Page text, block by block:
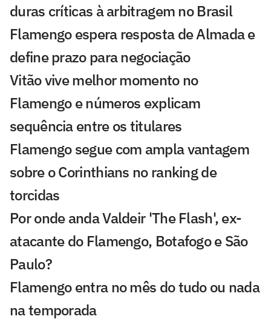
duras críticas à arbitragem no Brasil
Flamengo espera resposta de Almada e
define prazo para negociação
Vitão vive melhor momento no
Flamengo e números explicam
sequência entre os titulares
Flamengo segue com ampla vantagem
sobre o Corinthians no ranking de
torcidas
Por onde anda Valdeir 'The Flash', ex-
atacante do Flamengo, Botafogo e São
Paulo?
Flamengo entra no mês do tudo ou nada
na temporada